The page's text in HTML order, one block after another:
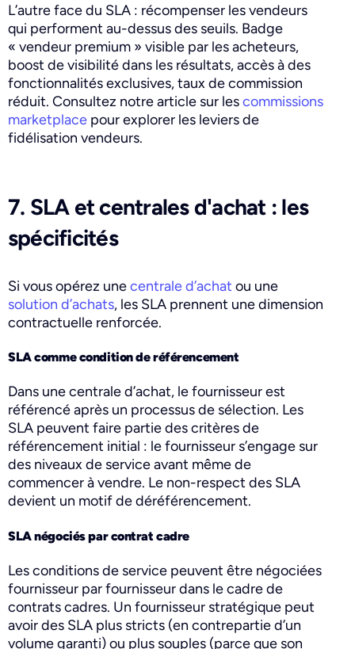
L’autre face du SLA : récompenser les vendeurs
qui performent au-dessus des seuils. Badge
« vendeur premium » visible par les acheteurs,
boost de visibilité dans les résultats, accès à des
fonctionnalités exclusives, taux de commission
réduit. Consultez notre article sur lescommissions
marketplace pour explorer les leviers de
fidélisation vendeurs.
7. SLA et centrales d'achat : les
spécificités
Si vous opérez unecentrale d’achat ou une
solution d’achats, les SLA prennent une dimension
contractuelle renforcée.
SLA comme condition de référencement
Dans une centrale d’achat, le fournisseur est
référencé après un processus de sélection. Les
SLA peuvent faire partie des critères de
référencement initial : le fournisseur s’engage sur
des niveaux de service avant même de
commencer à vendre. Le non-respect des SLA
devient un motif de déréférencement.
SLA négociés par contrat cadre
Les conditions de service peuvent être négociées
fournisseur par fournisseur dans le cadre de
contrats cadres. Un fournisseur stratégique peut
avoir des SLA plus stricts (en contrepartie d’un
volume garanti) ou plus souples (parce que son